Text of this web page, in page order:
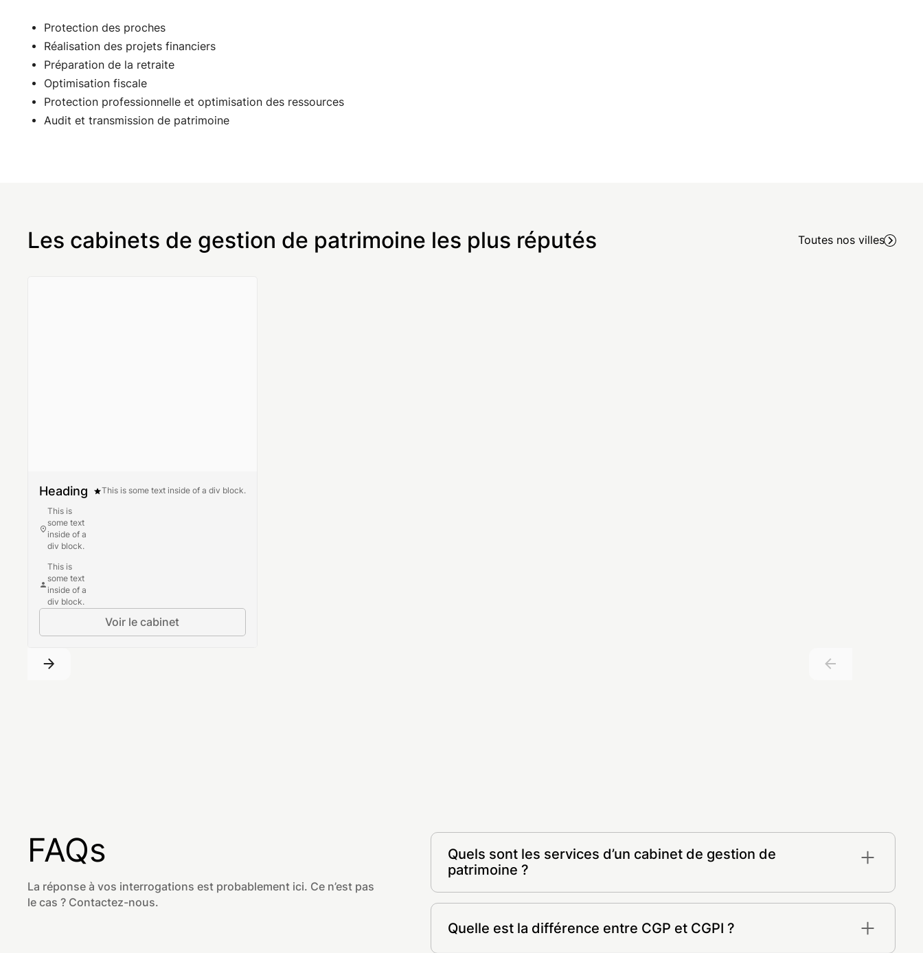
Protection des proches
Réalisation des projets financiers
Préparation de la retraite
Optimisation fiscale
Protection professionnelle et optimisation des ressources
Audit et transmission de patrimoine
Les cabinets de gestion de patrimoine les plus réputés Toutes nos villes
Heading
This is
some text
inside of a
div block.
This is
some text
inside of a
div block.
This is some text inside of a div block.
Voir le cabinet
FAQs
La réponse à vos interrogations est probablement ici. Ce n’est pas
le cas ? Contactez-nous.
Quels sont les services d’un cabinet de gestion de
patrimoine ?
- Optimisation de votre fiscalité
Quelle est la différence entre CGP et CGPI ?